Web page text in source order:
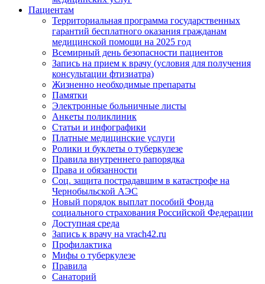
Пациентам
Территориальная программа государственных
гарантий бесплатного оказания гражданам
медицинской помощи на 2025 год
Всемирный день безопасности пациентов
Запись на прием к врачу (условия для получения
консультации фтизиатра)
Жизненно необходимые препараты
Памятки
Электронные больничные листы
Анкеты поликлиник
Статьи и инфографики
Платные медицинские услуги
Ролики и буклеты о туберкулезе
Правила внутреннего рапорядка
Права и обязанности
Соц. защита пострадавшим в катастрофе на
Чернобыльской АЭС
Новый порядок выплат пособий Фонда
социального страхования Российской Федерации
Доступная среда
Запись к врачу на vrach42.ru
Профилактика
Мифы о туберкулезе
Правила
Санаторий